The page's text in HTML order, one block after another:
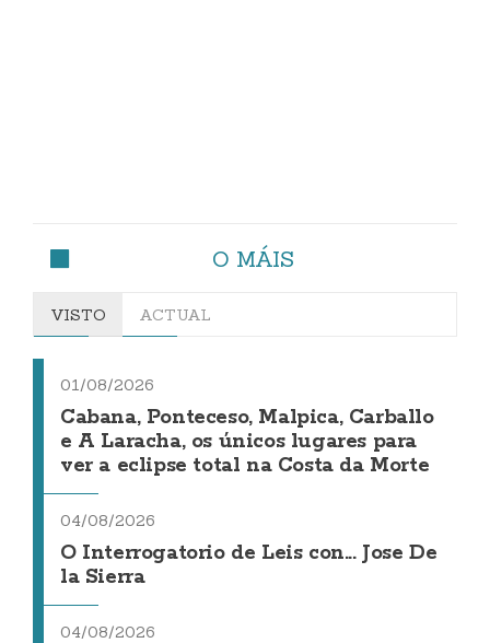
O MÁIS
VISTO ACTUAL
01/08/2026
Cabana, Ponteceso, Malpica, Carballo
e A Laracha, os únicos lugares para
ver a eclipse total na Costa da Morte
04/08/2026
O Interrogatorio de Leis con... Jose De
la Sierra
04/08/2026